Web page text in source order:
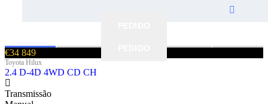
€34 849
Toyota Hilux
2.4 D-4D 4WD CD CH
Transmissão